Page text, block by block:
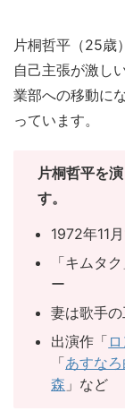
片桐哲平（25歳
自己主張が激し
業部への移動に
っています。
片桐哲平を
す。
1972年11
「キムタ
ー
妻は歌手
出演作「
「あすな
森 」など